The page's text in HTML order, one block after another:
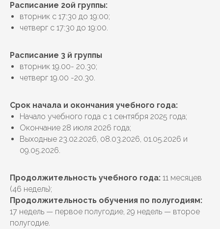
Расписание 2ой группы:
вторник с 17:30 до 19:00;
четверг с 17:30 до 19:00.
Расписание 3 й группы
вторник 19.00- 20.30;
четверг 19.00 -20.30.
Срок начала и окончания учебного года:
Начало учебного года с 1 сентября 2025 года;
Окончание 28 июля 2026 года;
Выходные 23.02.2026, 08.03.2026, 01.05.2026 и
09.05.2026.
Продолжительность учебного года: 11 месяцев
(46 недель);
Продолжительность обучения по полугодиям:
17 недель — первое полугодие, 29 недель — второе
полугодие.